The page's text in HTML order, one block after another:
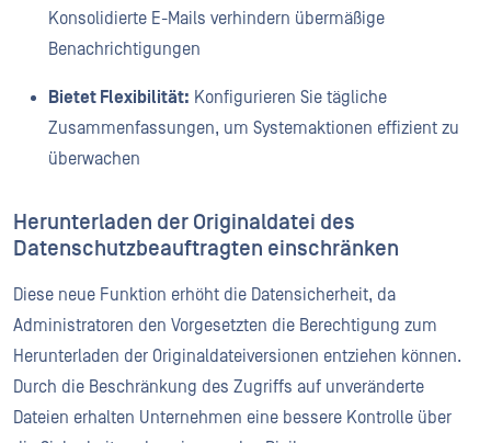
Konsolidierte E-Mails verhindern übermäßige
Benachrichtigungen
Bietet Flexibilität: Konfigurieren Sie tägliche
Zusammenfassungen, um Systemaktionen effizient zu
überwachen
Herunterladen der Originaldatei des
Datenschutzbeauftragten einschränken
Diese neue Funktion erhöht die Datensicherheit, da
Administratoren den Vorgesetzten die Berechtigung zum
Herunterladen der Originaldateiversionen entziehen können.
Durch die Beschränkung des Zugriffs auf unveränderte
Dateien erhalten Unternehmen eine bessere Kontrolle über